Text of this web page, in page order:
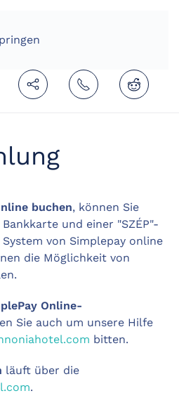
buchen, können Sie
und einer "SZÉP"-
von Simplepay online
die Möglichkeit von
Online-
Sie auch um unsere Hilfe
bitten.
läuft über die
.